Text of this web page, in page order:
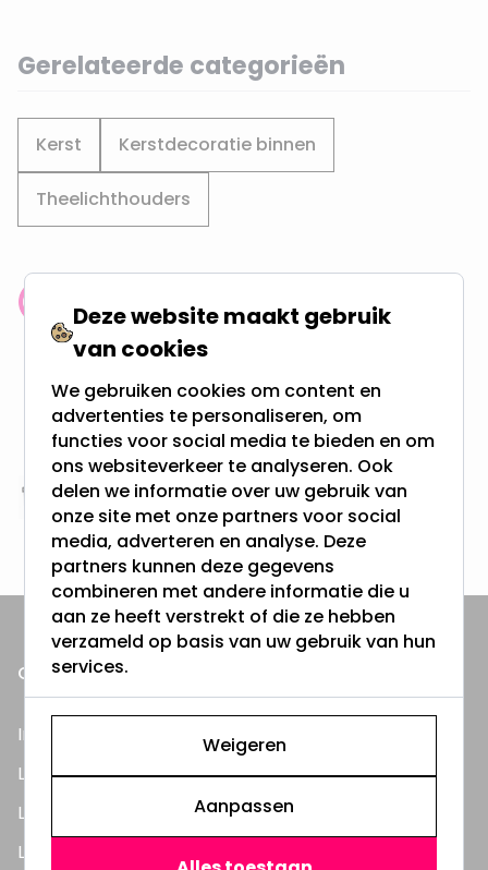
Gerelateerde categorieën
Kerst Kerstdecoratie binnen
Theelichthouders
Klantenbeoordeling: 9.4/10
meer dan 100.000 klanten gingen u voor
Gratis verzending + snel geleverd
Vanaf EUR100,- naar NL & BE
& 100 dagen recht op retour
Altijd uit eigen voorraad
3000m2 - 60.000+ Producten
ONZE PRODUCTEN
Inbouwspots
LED Lampen
LED TL Buizen
LED Panelen
Deze website maakt gebruik
van cookies
We gebruiken cookies om content en
advertenties te personaliseren, om
functies voor social media te bieden en om
ons websiteverkeer te analyseren. Ook
delen we informatie over uw gebruik van
onze site met onze partners voor social
media, adverteren en analyse. Deze
partners kunnen deze gegevens
combineren met andere informatie die u
aan ze heeft verstrekt of die ze hebben
verzameld op basis van uw gebruik van hun
services.
Weigeren
Aanpassen